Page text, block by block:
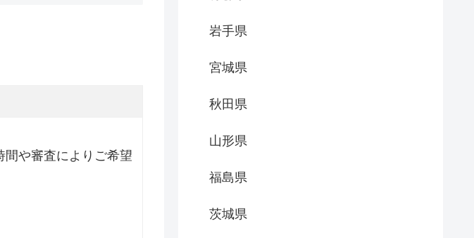
や審査によりご希望
岩手県
宮城県
秋田県
山形県
福島県
茨城県